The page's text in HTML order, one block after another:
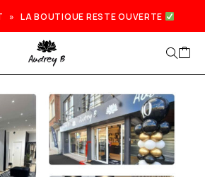
» LA BOUTIQUE RESTE OUVERTE